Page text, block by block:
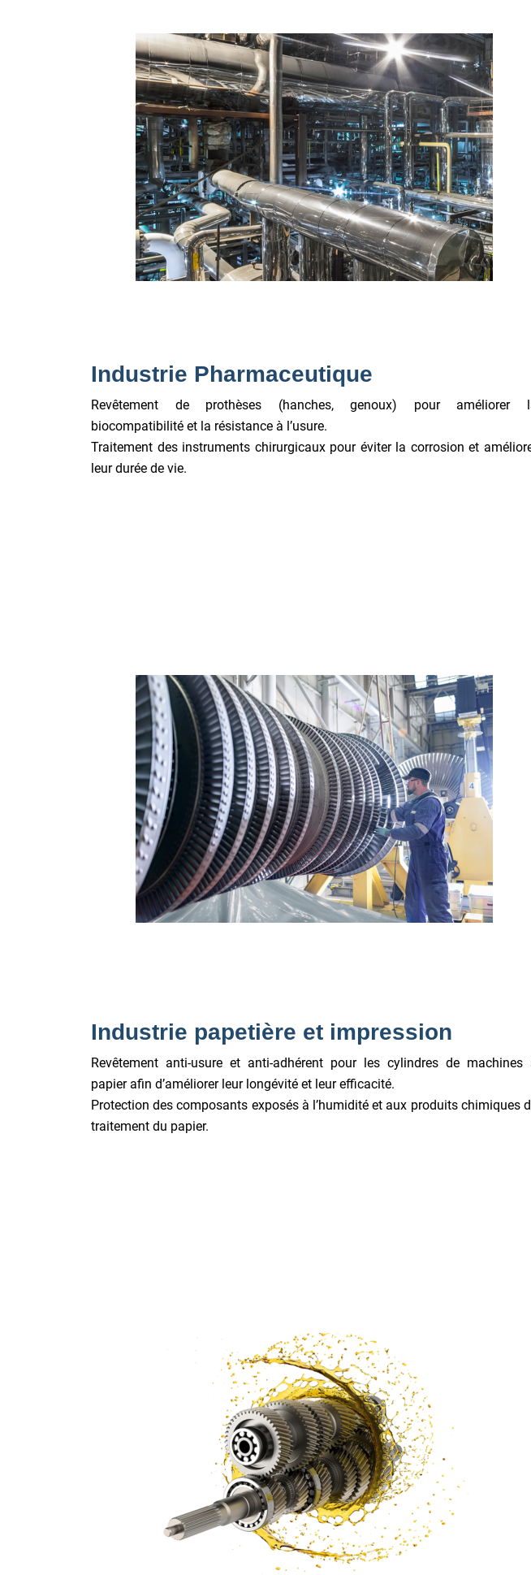
Industrie Pharmaceutique
Revêtement de prothèses (hanches, genoux) pour améliorer
biocompatibilité et la résistance à l’usure.
Traitement des instruments chirurgicaux pour éviter la corrosion et
leur durée de vie.
Industrie papetière et impression
Revêtement anti-usure et anti-adhérent pour les cylindres de machines
papier afin d’améliorer leur longévité et leur efficacité.
Protection des composants exposés à l’humidité et aux produits chimiques
traitement du papier.